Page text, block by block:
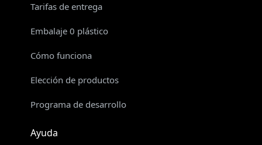
Tarifas de entrega
Embalaje 0 plástico
Cómo funciona
Elección de productos
Programa de desarrollo
Ayuda